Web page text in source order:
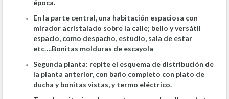
época.
En la parte central, una habitación espaciosa con
mirador acristalado sobre la calle; bello y versátil
espacio, como despacho, estudio, sala de estar
etc….Bonitas molduras de escayola
Segunda planta: repite el esquema de distribución de
la planta anterior, con baño completo con plato de
ducha y bonitas vistas, y termo eléctrico.